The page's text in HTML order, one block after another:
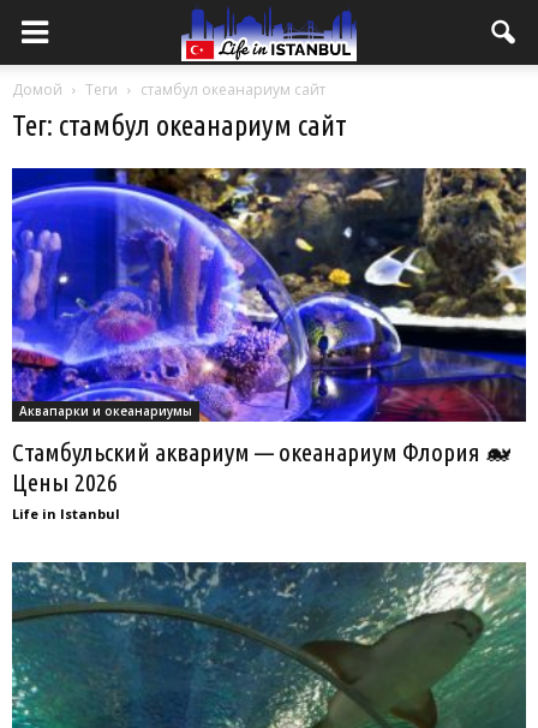
Домой Теги стамбул океанариум сайт
Тег: стамбул океанариум сайт
Аквапарки и океанариумы
Стамбульский аквариум — океанариум Флория 🐋
Цены 2026
Life in Istanbul